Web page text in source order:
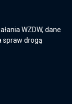
WZDW, dane
spraw drogą